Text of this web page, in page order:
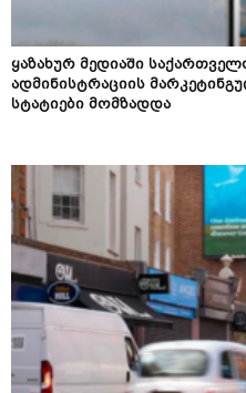
ყაზახურ მედიაში
ადმინისტრაციის
სტატიები მომზადდა